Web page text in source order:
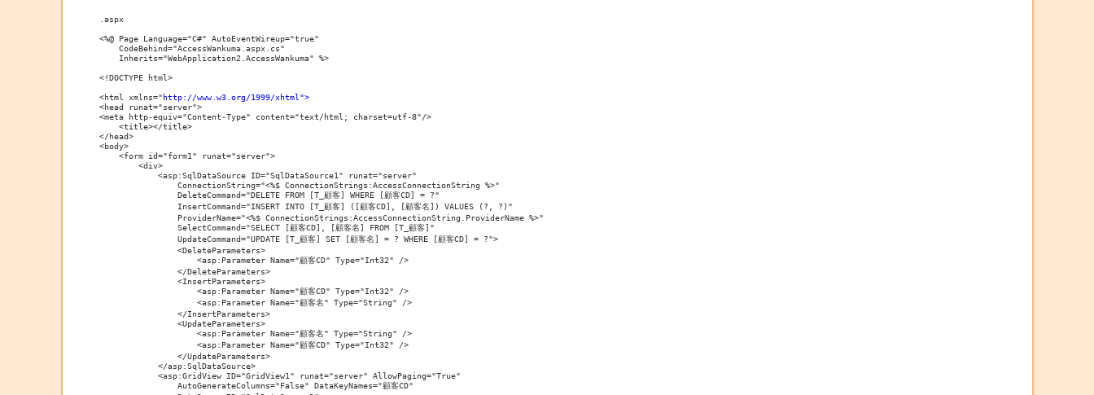
.aspx
<%@ Page Language="C#" AutoEventWireup="true"
    CodeBehind="AccessWankuma.aspx.cs"
    Inherits="WebApplication2.AccessWankuma" %>
<!DOCTYPE html>
<html xmlns="http://www.w3.org/1999/xhtml">
<head runat="server">
<meta http-equiv="Content-Type" content="text/html; charset=utf-8"/>
    <title></title>
</head>
<body>
    <form id="form1" runat="server">
        <div>
            <asp:SqlDataSource ID="SqlDataSource1" runat="server"
                ConnectionString="<%$ ConnectionStrings:AccessConnectionString %>"
                DeleteCommand="DELETE FROM [T_顧客] WHERE [顧客CD] = ?"
                InsertCommand="INSERT INTO [T_顧客] ([顧客CD], [顧客名]) VALUES (?, ?)"
                ProviderName="<%$ ConnectionStrings:AccessConnectionString.ProviderName %>"
                SelectCommand="SELECT [顧客CD], [顧客名] FROM [T_顧客]"
                UpdateCommand="UPDATE [T_顧客] SET [顧客名] = ? WHERE [顧客CD] = ?">
                <DeleteParameters>
                    <asp:Parameter Name="顧客CD" Type="Int32" />
                </DeleteParameters>
                <InsertParameters>
                    <asp:Parameter Name="顧客CD" Type="Int32" />
                    <asp:Parameter Name="顧客名" Type="String" />
                </InsertParameters>
                <UpdateParameters>
                    <asp:Parameter Name="顧客名" Type="String" />
                    <asp:Parameter Name="顧客CD" Type="Int32" />
                </UpdateParameters>
            </asp:SqlDataSource>
            <asp:GridView ID="GridView1" runat="server" AllowPaging="True"
                AutoGenerateColumns="False" DataKeyNames="顧客CD"